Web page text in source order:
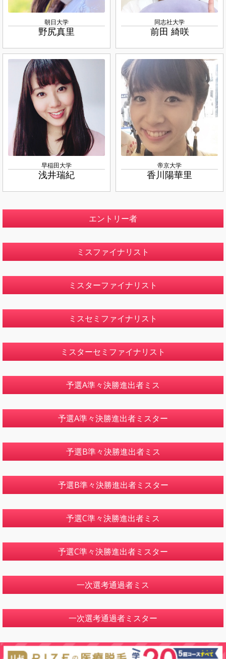
朝日大学
野尻真里
同志社大学
前田 綺咲
早稲田大学
浅井瑞紀
帝京大学
香川陽華里
エントリー者
ミスファイナリスト
ミスターファイナリスト
ミスセミファイナリスト
ミスターセミファイナリスト
予選A準々決勝進出者ミス
予選A準々決勝進出者ミスター
予選B準々決勝進出者ミス
予選B準々決勝進出者ミスター
予選C準々決勝進出者ミス
予選C準々決勝進出者ミスター
一次選考通過者ミス
一次選考通過者ミスター